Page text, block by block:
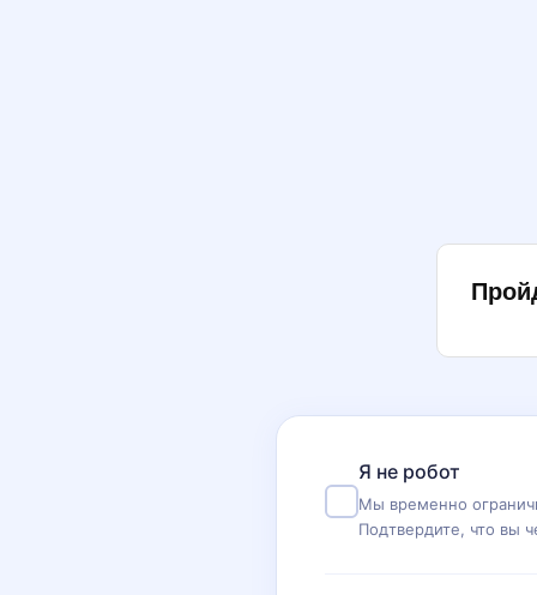
Я не робот
Мы временно
Подтвердите, что вы